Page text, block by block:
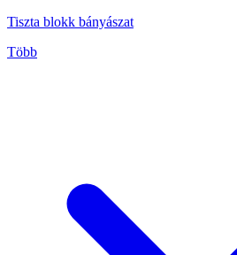
Tiszta blokk bányászat
Több